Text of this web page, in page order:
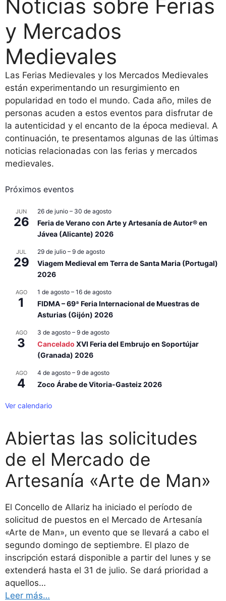
Noticias sobre Ferias
y Mercados
Medievales
Las Ferias Medievales y los Mercados Medievales
están experimentando un resurgimiento en
popularidad en todo el mundo. Cada año, miles de
personas acuden a estos eventos para disfrutar de
la autenticidad y el encanto de la época medieval. A
continuación, te presentamos algunas de las últimas
noticias relacionadas con las ferias y mercados
medievales.
Próximos eventos
JUN
26
26 de junio – 30 de agosto
Feria de Verano con Arte y Artesanía de Autor® en
Jávea (Alicante) 2026
JUL
29
29 de julio – 9 de agosto
Viagem Medieval em Terra de Santa Maria (Portugal)
2026
AGO
1
1 de agosto – 16 de agosto
FIDMA – 69ª Feria Internacional de Muestras de
Asturias (Gijón) 2026
AGO
3
3 de agosto – 9 de agosto
Cancelado XVI Feria del Embrujo en Soportújar
(Granada) 2026
AGO
4
4 de agosto – 9 de agosto
Zoco Árabe de Vitoria-Gasteiz 2026
Ver calendario
Abiertas las solicitudes
de el Mercado de
Artesanía «Arte de Man»
El Concello de Allariz ha iniciado el período de
solicitud de puestos en el Mercado de Artesanía
«Arte de Man», un evento que se llevará a cabo el
segundo domingo de septiembre. El plazo de
inscripción estará disponible a partir del lunes y se
extenderá hasta el 31 de julio. Se dará prioridad a
aquellos…
Leer más…